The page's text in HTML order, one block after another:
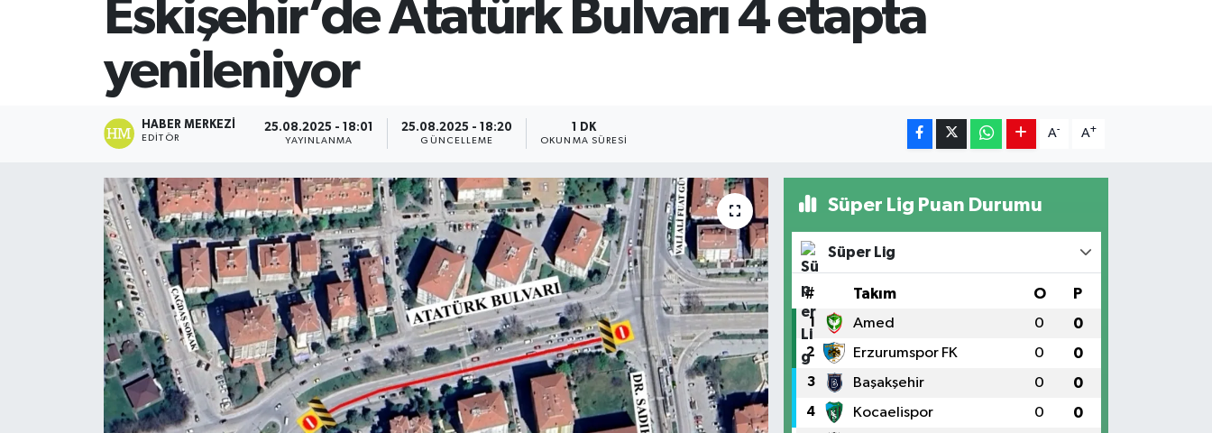
Eskişehir’de Atatürk Bulvarı 4 etapta
yenileniyor
HABER MERKEZI
EDITÖR
25.08.2025 - 18:01
YAYINLANMA
25.08.2025 - 18:20
GÜNCELLEME
1 DK
OKUNMA SÜRESI
A- A+
Süper Lig Puan Durumu
Süper Lig
# Takım O P
1 Amed 0 0
2 Erzurumspor FK 0 0
3 Başakşehir 0 0
4 Kocaelispor 0 0
SİYASET
Teknoloji
TRABZON